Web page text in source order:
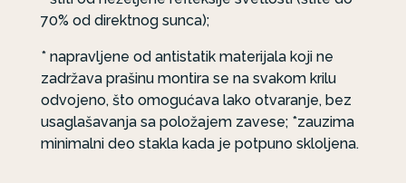
70% od direktnog sunca);
* napravljene od antistatik materijala koji ne
zadržava prašinu montira se na svakom krilu
odvojeno, što omogućava lako otvaranje, bez
usaglašavanja sa položajem zavese; *zauzima
minimalni deo stakla kada je potpuno skloljena.